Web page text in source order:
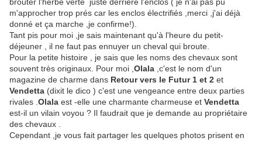
m'approcher trop prés car les enclos électrifiés ,merci ,j'ai déjà
donné et ça marche ,je confirme!).
Tant pis pour moi ,je sais maintenant qu'à l'heure du petit-
déjeuner , il ne faut pas ennuyer un cheval qui broute.
Pour la petite histoire , je sais que les noms des chevaux sont
souvent très originaux. Pour moi , Olala ,c'est le nom d'un
magazine de charme dans Retour vers le Futur 1 et 2 et
Vendetta (dixit le dico ) c'est une vengeance entre deux parties
rivales . Olala est -elle une charmante charmeuse et Vendetta
est-il un vilain voyou ? Il faudrait que je demande au propriétaire
des chevaux .
Cependant ,je vous fait partager les quelques photos prisent en